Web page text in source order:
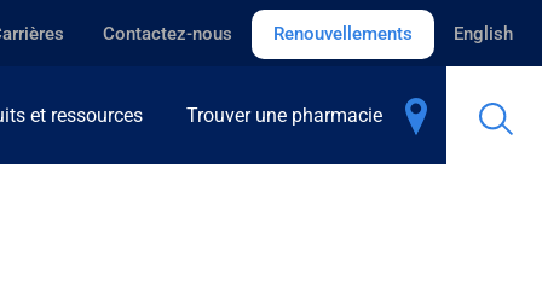
Contactez-nous Renouvellements English
et ressources Trouver une pharmacie